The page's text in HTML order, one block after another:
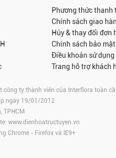
Phương thức thanh
Chính sách giao
Hủy & thay đổi đơn
Chính sách bảo mật
Điều khoản sử dụng
Trang hỗ trợ khách
ty thành viên của Interflora toàn
ngày 19/01/2012
TPHCM
www.dienhoatructuyen.vn
Chrome - Firefox và IE9+